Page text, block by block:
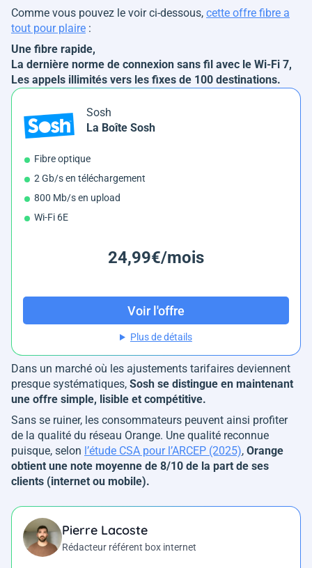
Comme vous pouvez le voir ci-dessous, cette offre fibre a
tout pour plaire :
Une fibre rapide,
La dernière norme de connexion sans fil avec le Wi-Fi 7,
Les appels illimités vers les fixes de 100 destinations.
Sosh
La Boîte Sosh
Fibre optique
2 Gb/s en téléchargement
800 Mb/s en upload
Wi-Fi 6E
24,99€/mois
Voir l'offre
Plus de détails
Dans un marché où les ajustements tarifaires deviennent
presque systématiques, Sosh se distingue en maintenant
une offre simple, lisible et compétitive.
Sans se ruiner, les consommateurs peuvent ainsi profiter
de la qualité du réseau Orange. Une qualité reconnue
puisque, selon l’étude CSA pour l’ARCEP (2025), Orange
obtient une note moyenne de 8/10 de la part de ses
clients (internet ou mobile).
Pierre Lacoste
Rédacteur référent box internet